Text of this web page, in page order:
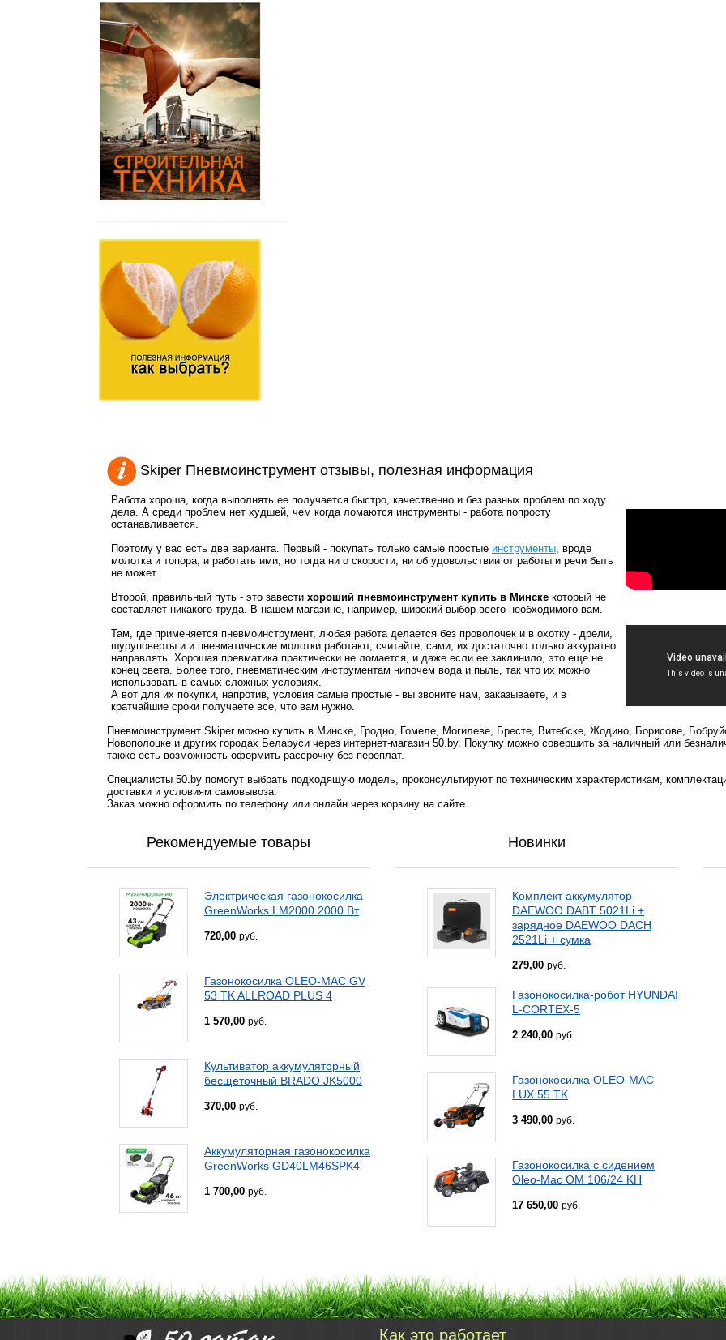
Skiper Пневмоинструмент отзывы, полезная информация
Работа хороша, когда выполнять ее получается быстро, качественно и без разных проблем по ходу
дела. А среди проблем нет худшей, чем когда ломаются инструменты - работа попросту
останавливается.
Поэтому у вас есть два варианта. Первый - покупать только самые простые инструменты, вроде
молотка и топора, и работать ими, но тогда ни о скорости, ни об удовольствии от работы и речи быть
не может.
Второй, правильный путь - это завести хороший пневмоинструмент купить в Минске который не
составляет никакого труда. В нашем магазине, например, широкий выбор всего необходимого вам.
Там, где применяется пневмоинструмент, любая работа делается без проволочек и в охотку - дрели,
шуруповерты и и пневматические молотки работают, считайте, сами, их достаточно только аккуратно
направлять. Хорошая превматика практически не ломается, и даже если ее заклинило, это еще не
конец света. Более того, пневматическим инструментам нипочем вода и пыль, так что их можно
использовать в самых сложных условиях.
А вот для их покупки, напротив, условия самые простые - вы звоните нам, заказываете, и в
кратчайшие сроки получаете все, что вам нужно.
Пневмоинструмент Skiper можно купить в Минске, Гродно, Гомеле, Могилеве, Бресте, Витебске, Жодино, Борисове,
Новополоцке и других городах Беларуси через интернет-магазин 50.by. Покупку можно совершить за наличный или
также есть возможность оформить рассрочку без переплат.
Специалисты 50.by помогут выбрать подходящую модель, проконсультируют по техническим характеристикам,
доставки и условиям самовывоза.
Заказ можно оформить по телефону или онлайн через корзину на сайте.
Рекомендуемые товары
Электрическая газонокосилка
GreenWorks LM2000 2000 Вт
720,00 руб.
Газонокосилка OLEO-MAC GV
53 TK ALLROAD PLUS 4
1 570,00 руб.
Культиватор аккумуляторный
бесщеточный BRADO JK5000
370,00 руб.
Аккумуляторная газонокосилка
GreenWorks GD40LM46SPK4
1 700,00 руб.
Новинки
Комплект аккумулятор
DAEWOO DABT 5021Li +
зарядное DAEWOO DACH
2521Li + сумка
279,00 руб.
Газонокосилка-робот HYUNDAI
L-CORTEX-5
2 240,00 руб.
Газонокосилка OLEO-MAC
LUX 55 TK
3 490,00 руб.
Газонокосилка с сидением
Oleo-Mac OM 106/24 KH
17 650,00 руб.
Как это работает